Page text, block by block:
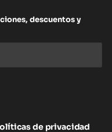
descuentos y
de privacidad